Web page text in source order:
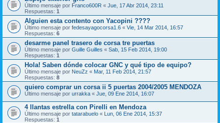
Último mensaje por Franco600R « Jue, 17 Abr 2014, 23:11
Respuestas: 1
Alguien esta contento con Yacopini ????
Último mensaje por fedesayagocorsa1.6 « Vie, 14 Mar 2014, 16:57
Respuestas: 6
desarme panel trasero de corsa tre puertas
Último mensaje por Guille Guilles « Sab, 15 Feb 2014, 19:00
Respuestas: 1
Hola! Saben dónde colocar GNC y qué tipo de equipo?
Último mensaje por NeuZz « Mar, 11 Feb 2014, 21:57
Respuestas: 8
quiero comprar un corsa ii 5 puertas 2004/2005 MENDOZA
Último mensaje por urrakka « Jue, 09 Ene 2014, 16:07
4 llantas estrella con Pirelli en Mendoza
Último mensaje por tatarabuelo « Lun, 06 Ene 2014, 15:37
Respuestas: 1